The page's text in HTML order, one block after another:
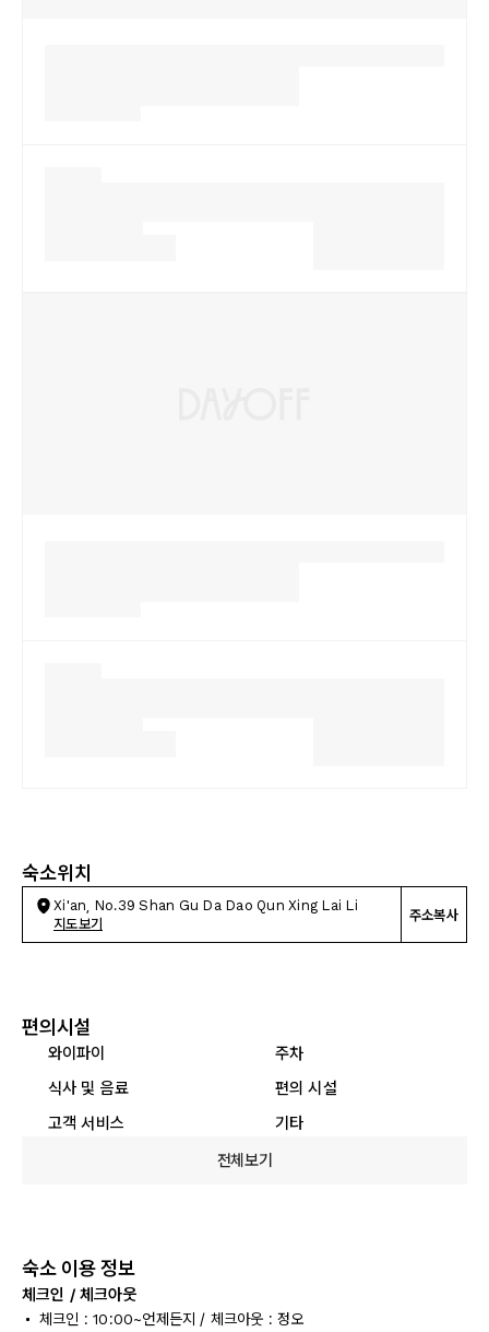
숙소위치
Xi'an, No.39 Shan Gu Da Dao Qun Xing Lai Li
지도보기
주소복사
편의시설
와이파이
주차
식사 및 음료
편의 시설
고객 서비스
기타
전체보기
숙소 이용 정보
체크인 / 체크아웃
체크인 : 10:00~언제든지 / 체크아웃 : 정오